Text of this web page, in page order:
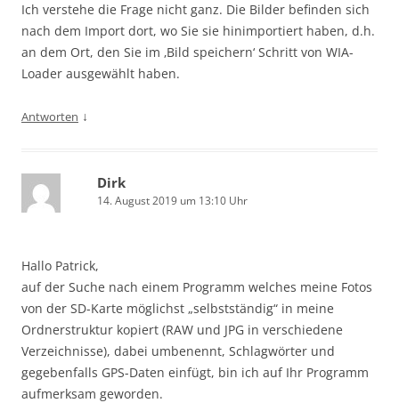
Ich verstehe die Frage nicht ganz. Die Bilder befinden sich
nach dem Import dort, wo Sie sie hinimportiert haben, d.h.
an dem Ort, den Sie im ‚Bild speichern‘ Schritt von WIA-
Loader ausgewählt haben.
Antworten ↓
Dirk
14. August 2019 um 13:10 Uhr
Hallo Patrick,
auf der Suche nach einem Programm welches meine Fotos
von der SD-Karte möglichst „selbstständig“ in meine
Ordnerstruktur kopiert (RAW und JPG in verschiedene
Verzeichnisse), dabei umbenennt, Schlagwörter und
gegebenfalls GPS-Daten einfügt, bin ich auf Ihr Programm
aufmerksam geworden.